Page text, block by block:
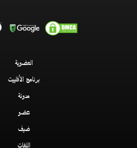
العضوية
برنامج الأفلييت
مدونة
عضو
ضيف
اللغات